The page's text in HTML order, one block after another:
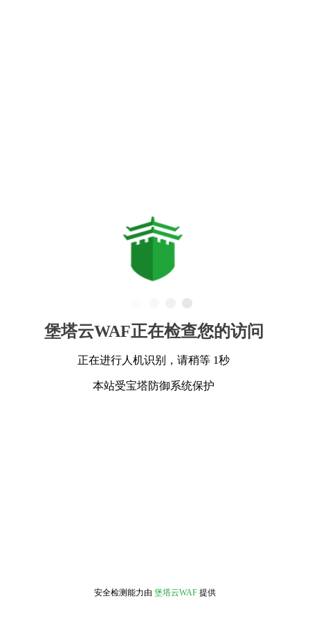
堡塔云WAF正在检查您的访问
正在进行人机识别，请稍等 1秒
本站受宝塔防御系统保护
安全检测能力由 堡塔云WAF 提供